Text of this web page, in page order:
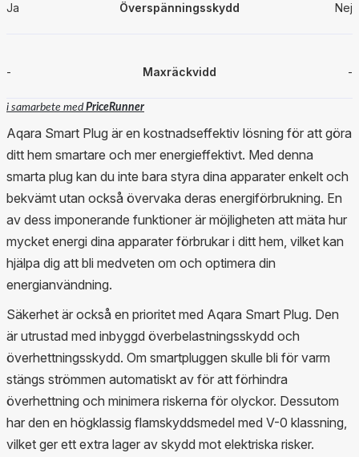
Ja Överspänningsskydd Nej
- Maxräckvidd -
i samarbete medPriceRunner
Aqara Smart Plug är en kostnadseffektiv lösning för att göra
ditt hem smartare och mer energieffektivt. Med denna
smarta plug kan du inte bara styra dina apparater enkelt och
bekvämt utan också övervaka deras energiförbrukning. En
av dess imponerande funktioner är möjligheten att mäta hur
mycket energi dina apparater förbrukar i ditt hem, vilket kan
hjälpa dig att bli medveten om och optimera din
energianvändning.
Säkerhet är också en prioritet med Aqara Smart Plug. Den
är utrustad med inbyggd överbelastningsskydd och
överhettningsskydd. Om smartpluggen skulle bli för varm
stängs strömmen automatiskt av för att förhindra
överhettning och minimera riskerna för olyckor. Dessutom
har den en högklassig flamskyddsmedel med V-0 klassning,
vilket ger ett extra lager av skydd mot elektriska risker.